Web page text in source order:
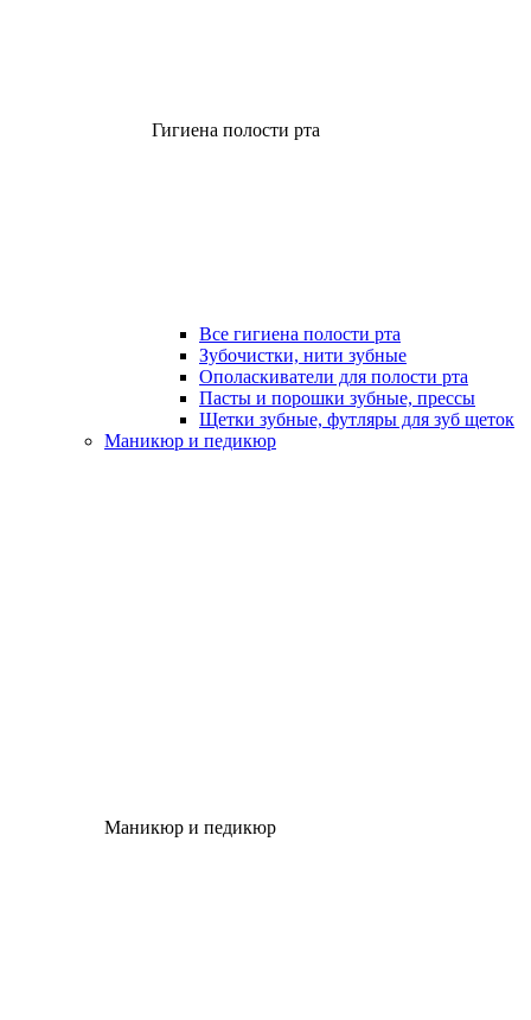
Гигиена полости рта
Все гигиена полости рта
Зубочистки, нити зубные
Ополаскиватели для полости рта
Пасты и порошки зубные, прессы
Щетки зубные, футляры для зуб щеток
Маникюр и педикюр
Маникюр и педикюр